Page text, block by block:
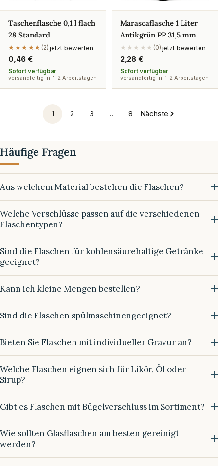
Taschenflasche 0,1 l flach
28 Standard
★★★★★
★★★★★ (2) jetzt bewerten
Regulärer
Preis
0,46 €
Sofort verfügbar
versandfertig in: 1-2 Arbeitstagen
Marascaflasche 1 Liter
Antikgrün PP 31,5 mm
★★★★★ (0) jetzt bewerten
Regulärer
Preis
2,28 €
Sofort verfügbar
versandfertig in: 1-2 Arbeitstagen
1 2 3 … 8 Nächste
Häufige Fragen
Aus welchem Material bestehen die Flaschen?
Welche Verschlüsse passen auf die verschiedenen
Flaschentypen?
Sind die Flaschen für kohlensäurehaltige Getränke
geeignet?
Kann ich kleine Mengen bestellen?
Sind die Flaschen spülmaschinengeeignet?
Bieten Sie Flaschen mit individueller Gravur an?
Welche Flaschen eignen sich für Likör, Öl oder
Sirup?
Gibt es Flaschen mit Bügelverschluss im Sortiment?
Wie sollten Glasflaschen am besten gereinigt
werden?